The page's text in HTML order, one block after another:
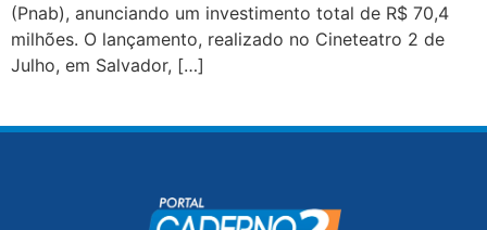
(Pnab), anunciando um investimento total de R$ 70,4
milhões. O lançamento, realizado no Cineteatro 2 de
Julho, em Salvador, […]